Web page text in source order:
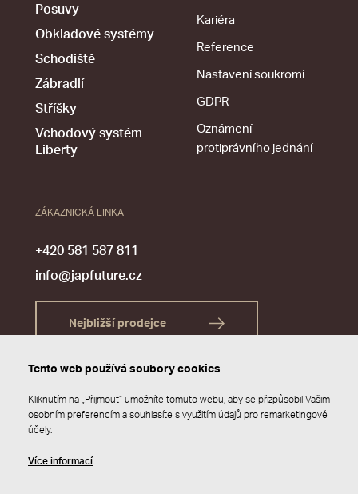
Posuvy
Obkladové systémy
Schodiště
Zábradlí
Stříšky
Vchodový systém
Liberty
Kariéra
Reference
Nastavení soukromí
GDPR
Oznámení
protiprávního jednání
ZÁKAZNICKÁ LINKA
+420 581 587 811
info@japfuture.cz
Nejbližší prodejce
Tento web používá soubory cookies
Kliknutím na „Přijmout“ umožníte tomuto webu, aby se přizpůsobil Vašim
osobním preferencím a souhlasíte s využitím údajů pro remarketingové
účely.
Více informací